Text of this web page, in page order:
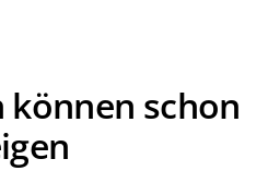
können schon